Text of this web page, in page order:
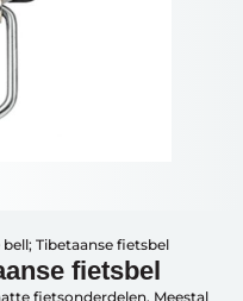
Tibetaanse fietsbel
fietsbel
fietsonderdelen. Meestal